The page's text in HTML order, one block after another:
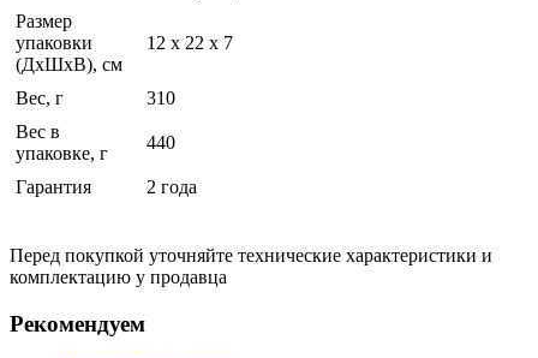
Размер
упаковки
(ДхШхВ), см
12 x 22 x 7
Вес, г
310
Вес в
упаковке, г
440
Гарантия 2 года
Перед покупкой уточняйте технические характеристики и
комплектацию у продавца
Рекомендуем